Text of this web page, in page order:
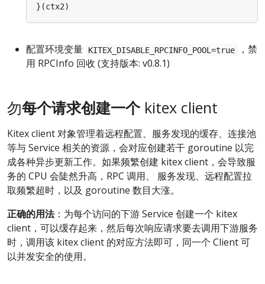
}(ctx2)
配置环境变量 KITEX_DISABLE_RPCINFO_POOL=true
，禁
用 RPCInfo 回收 (支持版本: v0.8.1)
勿每个请求创建一个kitex client
Kitex client 对象管理着远程配置、服务发现的缓存、连接池
等与 Service 相关的资源，会对应创建若干 goroutine 以完
成各种异步更新工作。如果频繁创建 kitex client，会导致服
务的 CPU 会陡然升高，RPC 调用、 服务发现、远程配置拉
取频繁超时，以及 goroutine 数目大涨。
正确的用法：为每个访问的下游 Service 创建一个 kitex
client，可以缓存起来，然后每次响应请求要去调用下游服务
时，调用该 kitex client 的对应方法即可，同一个 Client 可
以并发安全的使用。